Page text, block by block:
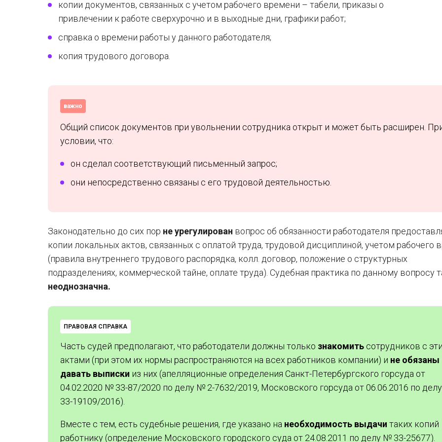
копии документов, связанных с учетом рабочего времени – табели, приказы о
привлечении к работе сверхурочно и в выходные дни, графики работ;
справка о времени работы у данного работодателя;
копия трудового договора.
важно
Общий список документов при увольнении сотрудника открыт и может быть расширен.
условии, что:
он сделал соответствующий письменный запрос;
они непосредственно связаны с его трудовой деятельностью.
Законодательно до сих пор не урегулирован вопрос об обязанности работодателя
копии локальных актов, связанных с оплатой труда, трудовой дисциплиной, учетом рабочего
(правила внутреннего трудового распорядка, колл. договор, положение о структурных
подразделениях, коммерческой тайне, оплате труда). Судебная практика по данному вопросу
неоднозначна.
ПРАВОВАЯ СПРАВКА
Часть судей предполагают, что работодатели должны только знакомить сотрудников с
актами (при этом их нормы распространяются на всех работников компании) и не обязаны
давать выписки из них (апелляционные определения Санкт-Петербургского горсуда от
04.02.2020 № 33-87/2020 по делу № 2-7632/2019, Московского горсуда от 06.06.2016 по
33-19109/2016).
Вместе с тем, есть судебные решения, где указано на необходимость выдачи таких копий
работнику (определение Московского городского суда от 24.08.2011 по делу № 33-25677).